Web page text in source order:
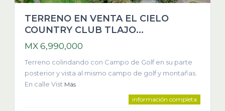
TERRENO EN VENTA EL CIELO
COUNTRY CLUB TLAJO...
MX 6,990,000
Terreno colindando con Campo de Golf en su parte
posterior y vista al mismo campo de golf y montañas.
En calle Vist Más
información completa